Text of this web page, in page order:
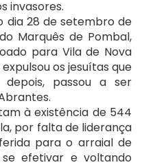
invasores.
dia 28 de setembro de
Marquês de Pombal,
para Vila de Nova
os jesuítas que
passou a ser
à existência de 544
por falta de liderança
para o arraial de
efetivar e voltando